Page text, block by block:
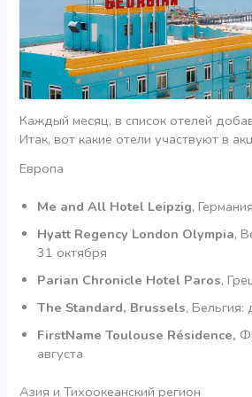
Каждый месяц, в список отелей
Итак, вот какие отели участвуют в
Европа
Me and All Hotel Leipzig,
Hyatt Regency London Olympia,
31 октября
Parian Chronicle Hotel Paros,
The Standard, Brussels, Бельгия:
FirstName Toulouse Résidence,
августа
Азия и Тихоокеанский регион